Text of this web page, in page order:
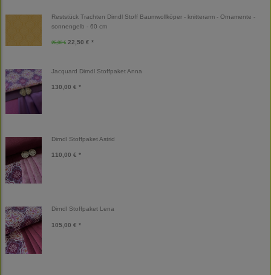
Reststück Trachten Dirndl Stoff Baumwollköper - knitterarm - Ornamente -
sonnengelb - 60 cm
25,00 € 22,50 € *
Jacquard Dirndl Stoffpaket Anna
130,00 € *
Dirndl Stoffpaket Astrid
110,00 € *
Dirndl Stoffpaket Lena
105,00 € *